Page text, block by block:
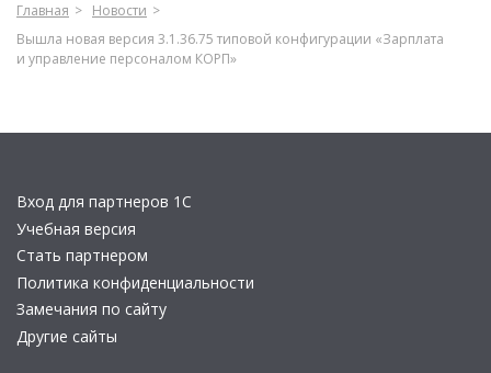
Главная
Новости
Вышла новая версия 3.1.36.75 типовой конфигурации «Зарплата
и управление персоналом КОРП»
Вход для партнеров 1С
Учебная версия
Стать партнером
Политика конфиденциальности
Замечания по сайту
Другие сайты